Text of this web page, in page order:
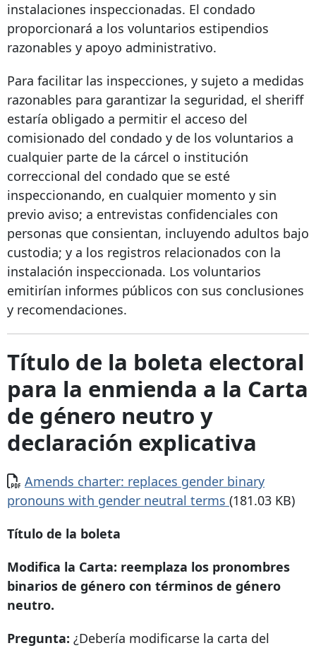
instalaciones inspeccionadas. El condado
proporcionará a los voluntarios estipendios
razonables y apoyo administrativo.
Para facilitar las inspecciones, y sujeto a medidas
razonables para garantizar la seguridad, el sheriff
estaría obligado a permitir el acceso del
comisionado del condado y de los voluntarios a
cualquier parte de la cárcel o institución
correccional del condado que se esté
inspeccionando, en cualquier momento y sin
previo aviso; a entrevistas confidenciales con
personas que consientan, incluyendo adultos bajo
custodia; y a los registros relacionados con la
instalación inspeccionada. Los voluntarios
emitirían informes públicos con sus conclusiones
y recomendaciones.
Título de la boleta electoral
para la enmienda a la Carta
de género neutro y
declaración explicativa
Documento
Amends charter: replaces gender binary
pronouns with gender neutral terms (181.03 KB)
Título de la boleta
Modifica la Carta: reemplaza los pronombres
binarios de género con términos de género
neutro.
Pregunta: ¿Debería modificarse la carta del